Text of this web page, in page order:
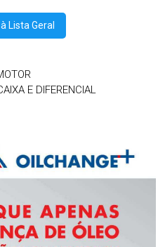
Lista Geral
E DIFERENCIAL